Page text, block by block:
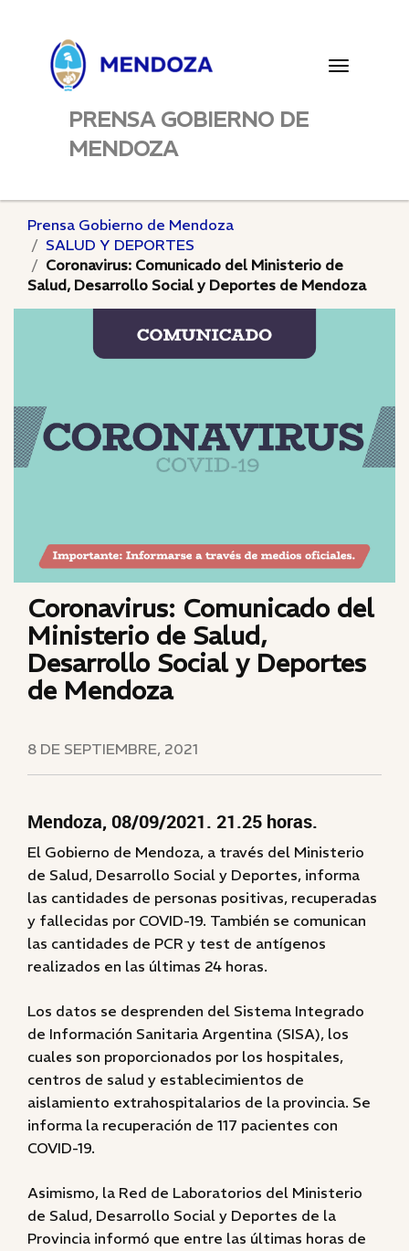
Toggle
PRENSA GOBIERNO DE
MENDOZA
Prensa Gobierno de Mendoza
SALUD Y DEPORTES
Coronavirus: Comunicado del Ministerio de
Salud, Desarrollo Social y Deportes de Mendoza
Coronavirus: Comunicado del
Ministerio de Salud,
Desarrollo Social y Deportes
de Mendoza
8 DE SEPTIEMBRE, 2021
Mendoza, 08/09/2021. 21.25 horas.
El Gobierno de Mendoza, a través del Ministerio
de Salud, Desarrollo Social y Deportes, informa
las cantidades de personas positivas, recuperadas
y fallecidas por COVID-19. También se comunican
las cantidades de PCR y test de antígenos
realizados en las últimas 24 horas.
Los datos se desprenden del Sistema Integrado
de Información Sanitaria Argentina (SISA), los
cuales son proporcionados por los hospitales,
centros de salud y establecimientos de
aislamiento extrahospitalarios de la provincia. Se
informa la recuperación de 117 pacientes con
COVID-19.
Asimismo, la Red de Laboratorios del Ministerio
de Salud, Desarrollo Social y Deportes de la
Provincia informó que entre las últimas horas de